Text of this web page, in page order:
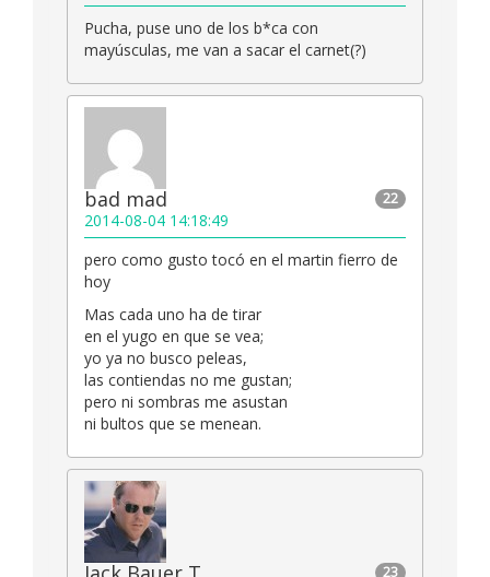
Pucha, puse uno de los b*ca con
mayúsculas, me van a sacar el carnet(?)
22
bad mad
2014-08-04 14:18:49
pero como gusto tocó en el martin fierro de
hoy
Mas cada uno ha de tirar
en el yugo en que se vea;
yo ya no busco peleas,
las contiendas no me gustan;
pero ni sombras me asustan
ni bultos que se menean.
23